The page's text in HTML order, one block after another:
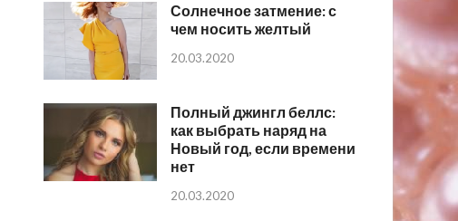
Солнечное затмение: с
чем носить желтый
20.03.2020
Полный джингл беллс:
как выбрать наряд на
Новый год, если времени
нет
20.03.2020